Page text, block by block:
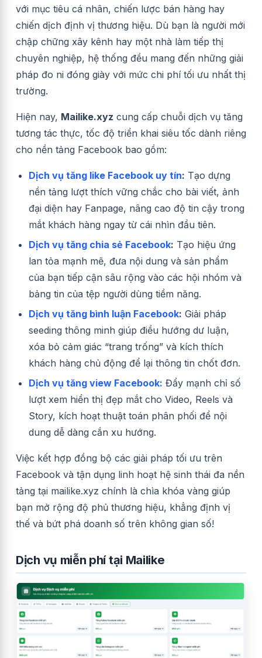
với mục tiêu cá nhân, chiến lược bán hàng hay
chiến dịch định vị thương hiệu. Dù bạn là người mới
chập chững xây kênh hay một nhà làm tiếp thị
chuyên nghiệp, hệ thống đều mang đến những giải
pháp đo ni đóng giày với mức chi phí tối ưu nhất thị
trường.
Hiện nay, Mailike.xyz cung cấp chuỗi dịch vụ tăng
tương tác thực, tốc độ triển khai siêu tốc dành riêng
cho nền tảng Facebook bao gồm:
Dịch vụ tăng like Facebook uy tín: Tạo dựng
nền tảng lượt thích vững chắc cho bài viết, ảnh
đại diện hay Fanpage, nâng cao độ tin cậy trong
mắt khách hàng ngay từ cái nhìn đầu tiên.
Dịch vụ tăng chia sẻ Facebook: Tạo hiệu ứng
lan tỏa mạnh mẽ, đưa nội dung và sản phẩm
của bạn tiếp cận sâu rộng vào các hội nhóm và
bảng tin của tệp người dùng tiềm năng.
Dịch vụ tăng bình luận Facebook: Giải pháp
seeding thông minh giúp điều hướng dư luận,
xóa bỏ cảm giác “trang trống” và kích thích
khách hàng chủ động để lại thông tin chốt đơn.
Dịch vụ tăng view Facebook: Đẩy mạnh chỉ số
lượt xem hiển thị đẹp mắt cho Video, Reels và
Story, kích hoạt thuật toán phân phối để nội
dung dễ dàng cắn xu hướng.
Việc kết hợp đồng bộ các giải pháp tối ưu trên
Facebook và tận dụng linh hoạt hệ sinh thái đa nền
tảng tại mailike.xyz chính là chìa khóa vàng giúp
bạn mở rộng độ phủ thương hiệu, khẳng định vị
thế và bứt phá doanh số trên không gian số!
Dịch vụ miễn phí tại Mailike